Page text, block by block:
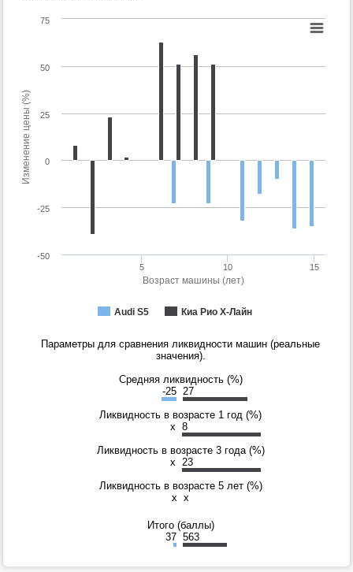
Возраст машины (лет)
Изменение цены (%)
Audi S5 Киа Рио Х-Лайн
5 10 15
0
-50
-25
25
50
75
Параметры для сравнения ликвидности машин (реальные
значения).
Средняя ликвидность (%)
-25 27
Ликвидность в возрасте 1 год (%)
x 8
Ликвидность в возрасте 3 года (%)
x
23
Ликвидность в возрасте 5 лет (%)
x x
Итого (баллы)
37 563